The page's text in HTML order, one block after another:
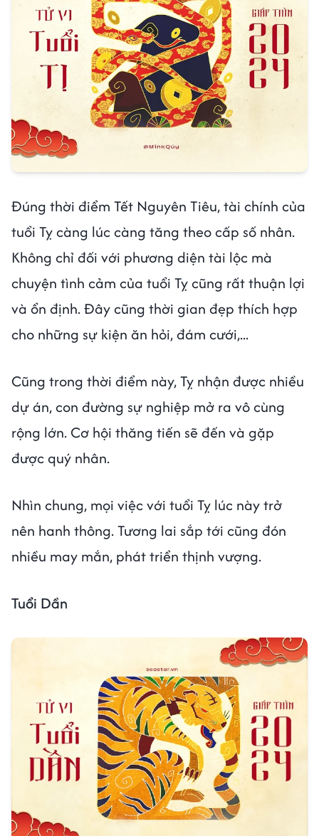
Đúng thời điểm Tết Nguyên Tiêu, tài chính của
tuổi Tỵ càng lúc càng tăng theo cấp số nhân.
Không chỉ đối với phương diện tài lộc mà
chuyện tình cảm của tuổi Tỵ cũng rất thuận lợi
và ổn định. Đây cũng thời gian đẹp thích hợp
cho những sự kiện ăn hỏi, đám cưới,...
Cũng trong thời điểm này, Tỵ nhận được nhiều
dự án, con đường sự nghiệp mở ra vô cùng
rộng lớn. Cơ hội thăng tiến sẽ đến và gặp
được quý nhân.
Nhìn chung, mọi việc với tuổi Tỵ lúc này trở
nên hanh thông. Tương lai sắp tới cũng đón
nhiều may mắn, phát triển thịnh vượng.
Tuổi Dần